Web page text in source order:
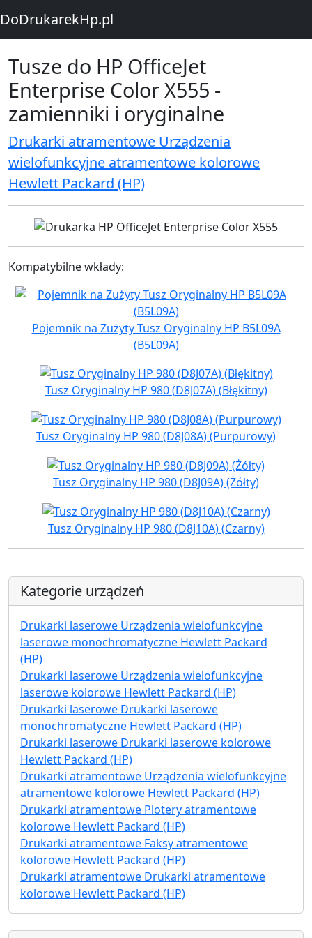
DoDrukarekHp.pl
Tusze do HP OfficeJet
Enterprise Color X555 -
zamienniki i oryginalne
Drukarki atramentowe Urządzenia
wielofunkcyjne atramentowe kolorowe
Hewlett Packard (HP)
Kompatybilne wkłady:
Pojemnik na Zużyty Tusz Oryginalny HP B5L09A
(B5L09A)
Tusz Oryginalny HP 980 (D8J07A) (Błękitny)
Tusz Oryginalny HP 980 (D8J08A) (Purpurowy)
Tusz Oryginalny HP 980 (D8J09A) (Żółty)
Tusz Oryginalny HP 980 (D8J10A) (Czarny)
Kategorie urządzeń
Drukarki laserowe Urządzenia wielofunkcyjne
laserowe monochromatyczne Hewlett Packard
(HP)
Drukarki laserowe Urządzenia wielofunkcyjne
laserowe kolorowe Hewlett Packard (HP)
Drukarki laserowe Drukarki laserowe
monochromatyczne Hewlett Packard (HP)
Drukarki laserowe Drukarki laserowe kolorowe
Hewlett Packard (HP)
Drukarki atramentowe Urządzenia wielofunkcyjne
atramentowe kolorowe Hewlett Packard (HP)
Drukarki atramentowe Plotery atramentowe
kolorowe Hewlett Packard (HP)
Drukarki atramentowe Faksy atramentowe
kolorowe Hewlett Packard (HP)
Drukarki atramentowe Drukarki atramentowe
kolorowe Hewlett Packard (HP)